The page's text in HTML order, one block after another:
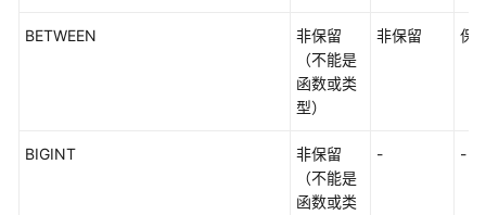
BETWEEN
非保留
（不能是
函数或类
型）
非保留 保
BIGINT
非保留
（不能是
函数或类
- -